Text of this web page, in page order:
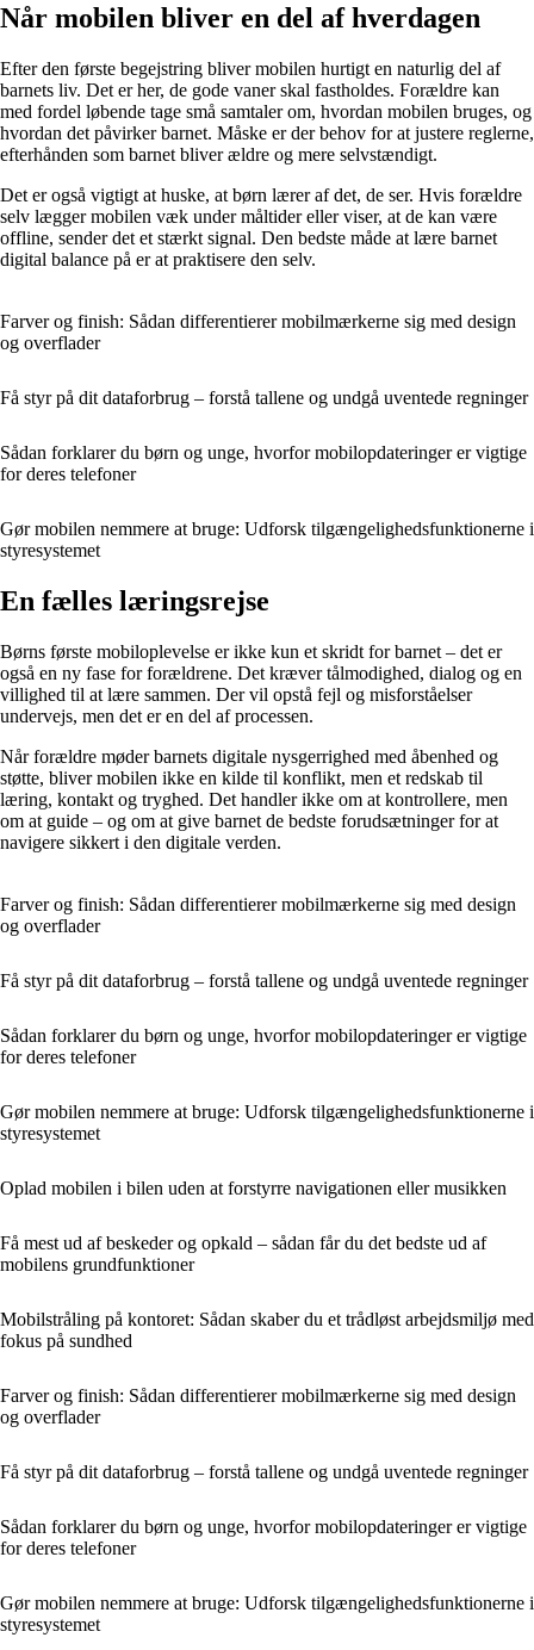
Når mobilen bliver en del af hverdagen
Efter den første begejstring bliver mobilen hurtigt en naturlig del af
barnets liv. Det er her, de gode vaner skal fastholdes. Forældre kan
med fordel løbende tage små samtaler om, hvordan mobilen bruges, og
hvordan det påvirker barnet. Måske er der behov for at justere reglerne,
efterhånden som barnet bliver ældre og mere selvstændigt.
Det er også vigtigt at huske, at børn lærer af det, de ser. Hvis forældre
selv lægger mobilen væk under måltider eller viser, at de kan være
offline, sender det et stærkt signal. Den bedste måde at lære barnet
digital balance på er at praktisere den selv.
Farver og finish: Sådan differentierer mobilmærkerne sig med design
og overflader
Få styr på dit dataforbrug – forstå tallene og undgå uventede regninger
Sådan forklarer du børn og unge, hvorfor mobilopdateringer er vigtige
for deres telefoner
Gør mobilen nemmere at bruge: Udforsk tilgængelighedsfunktionerne i
styresystemet
En fælles læringsrejse
Børns første mobiloplevelse er ikke kun et skridt for barnet – det er
også en ny fase for forældrene. Det kræver tålmodighed, dialog og en
villighed til at lære sammen. Der vil opstå fejl og misforståelser
undervejs, men det er en del af processen.
Når forældre møder barnets digitale nysgerrighed med åbenhed og
støtte, bliver mobilen ikke en kilde til konflikt, men et redskab til
læring, kontakt og tryghed. Det handler ikke om at kontrollere, men
om at guide – og om at give barnet de bedste forudsætninger for at
navigere sikkert i den digitale verden.
Farver og finish: Sådan differentierer mobilmærkerne sig med design
og overflader
Få styr på dit dataforbrug – forstå tallene og undgå uventede regninger
Sådan forklarer du børn og unge, hvorfor mobilopdateringer er vigtige
for deres telefoner
Gør mobilen nemmere at bruge: Udforsk tilgængelighedsfunktionerne i
styresystemet
Oplad mobilen i bilen uden at forstyrre navigationen eller musikken
Få mest ud af beskeder og opkald – sådan får du det bedste ud af
mobilens grundfunktioner
Mobilstråling på kontoret: Sådan skaber du et trådløst arbejdsmiljø med
fokus på sundhed
Farver og finish: Sådan differentierer mobilmærkerne sig med design
og overflader
Få styr på dit dataforbrug – forstå tallene og undgå uventede regninger
Sådan forklarer du børn og unge, hvorfor mobilopdateringer er vigtige
for deres telefoner
Gør mobilen nemmere at bruge: Udforsk tilgængelighedsfunktionerne i
styresystemet